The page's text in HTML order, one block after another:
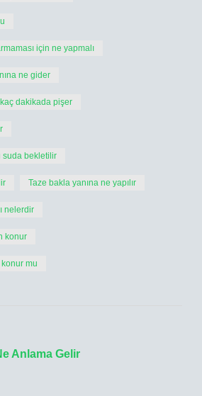
için ne yapmalı
ne gider
dakikada pişer
suda bekletilir
Taze bakla yanına ne yapılır
nelerdir
konur
mu
Anlama Gelir